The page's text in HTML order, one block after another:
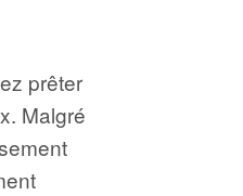
prêter
Malgré